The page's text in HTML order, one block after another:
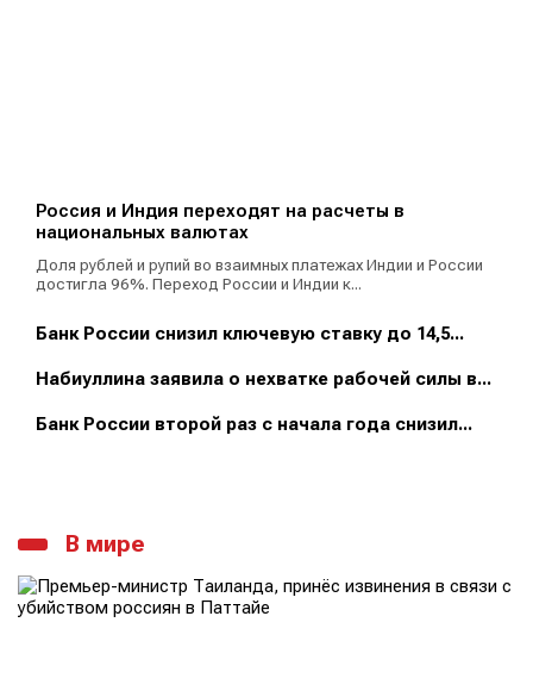
Россия и Индия переходят на расчеты в
национальных валютах
Доля рублей и рупий во взаимных платежах Индии и России
достигла 96%. Переход России и Индии к...
Банк России снизил ключевую ставку до 14,5...
Набиуллина заявила о нехватке рабочей силы в...
Банк России второй раз с начала года снизил...
В мире